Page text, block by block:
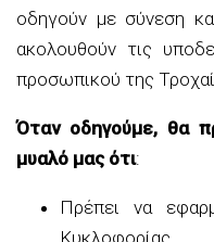
οδηγούν με σύνεση
ακολουθούν τις
προσωπικού της
Όταν οδηγούμε, θα
μυαλό μας ότι:
Πρέπει να
Κυκλοφορίας.